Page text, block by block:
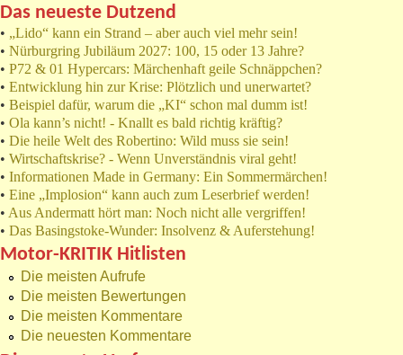
Das neueste Dutzend
• „Lido“ kann ein Strand – aber auch viel mehr sein!
• Nürburgring Jubiläum 2027: 100, 15 oder 13 Jahre?
• P72 & 01 Hypercars: Märchenhaft geile Schnäppchen?
• Entwicklung hin zur Krise: Plötzlich und unerwartet?
• Beispiel dafür, warum die „KI“ schon mal dumm ist!
• Ola kann’s nicht! - Knallt es bald richtig kräftig?
• Die heile Welt des Robertino: Wild muss sie sein!
• Wirtschaftskrise? - Wenn Unverständnis viral geht!
• Informationen Made in Germany: Ein Sommermärchen!
• Eine „Implosion“ kann auch zum Leserbrief werden!
• Aus Andermatt hört man: Noch nicht alle vergriffen!
• Das Basingstoke-Wunder: Insolvenz & Auferstehung!
Motor-KRITIK Hitlisten
Die meisten Aufrufe
Die meisten Bewertungen
Die meisten Kommentare
Die neuesten Kommentare